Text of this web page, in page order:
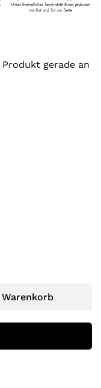
Produkt gerade an